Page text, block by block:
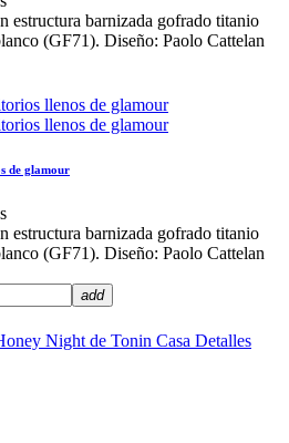
estructura barnizada gofrado titanio
(GF71). Diseño: Paolo Cattelan
de glamour
estructura barnizada gofrado titanio
(GF71). Diseño: Paolo Cattelan
add